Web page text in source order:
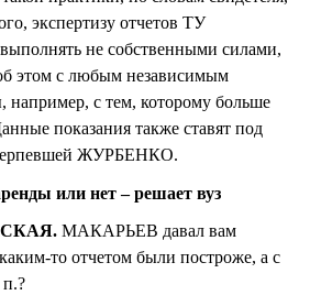
экспертизу отчетов ТУ
не собственными силами,
этом с любым независимым
например, с тем, которому больше
показания также ставят под
ЖУРБЕНКО.
или нет – решает вуз
МАКАРЬЕВ давал вам
то отчетом были построже, а с
п.?